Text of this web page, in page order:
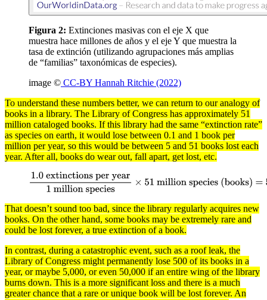
Figura 2: Extinciones masivas con el eje X que
muestra hace millones de años y el eje Y que muestra la
tasa de extinción (utilizando agrupaciones más amplias
de “familias” taxonómicas de especies).
image © CC-BY Hannah Ritchie (2022)
To understand these numbers better, we can return to our analogy of
books in a library. The Library of Congress has approximately 51
million cataloged books. If this library had the same “extinction rate”
as species on earth, it would lose between 0.1 and 1 book per
million per year, so this would be between 5 and 51 books lost each
year. After all, books do wear out, fall apart, get lost, etc.
1.0 extinctions per year1 million species
51 million
species (books) = 5.1 - 51 books lost per year
That doesn’t sound too bad, since the library regularly acquires new
books. On the other hand, some books may be extremely rare and
could be lost forever, a true extinction of a book.
In contrast, during a catastrophic event, such as a roof leak, the
Library of Congress might permanently lose 500 of its books in a
year, or maybe 5,000, or even 50,000 if an entire wing of the library
burns down. This is a more significant loss and there is a much
greater chance that a rare or unique book will be lost forever. An